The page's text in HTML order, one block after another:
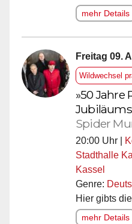
mehr Details
Freitag 09.
Wildwechsel
»50 Jahre
Spider
20:00 Uhr |
Stadthalle
Kassel
Genre:
Hier gibts die
mehr Details